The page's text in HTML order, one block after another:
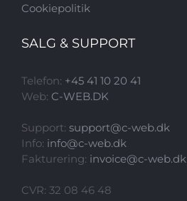
Cookiepolitik
SALG & SUPPORT
Telefon: +45 41 10 20 41
Web: C-WEB.DK
Support: support@c-web.dk
Info: info@c-web.dk
Fakturering: invoice@c-web.dk
CVR: 32 08 46 48